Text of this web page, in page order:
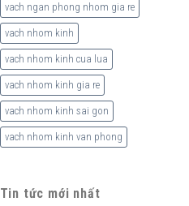
vach ngan phong nhom gia re
vach nhom kinh
vach nhom kinh cua lua
vach nhom kinh gia re
vach nhom kinh sai gon
vach nhom kinh van phong
Tin tức mới nhất